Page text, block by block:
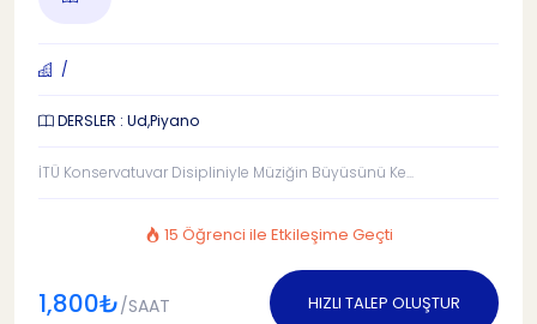
/
DERSLER : Ud,Piyano
İTÜ Konservatuvar Disipliniyle Müziğin Büyüsünü Ke...
15 Öğrenci ile Etkileşime Geçti
1,800₺/SAAT HIZLI TALEP OLUŞTUR